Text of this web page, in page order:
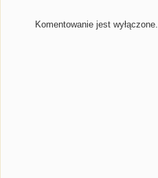
Komentowanie jest wyłączone.